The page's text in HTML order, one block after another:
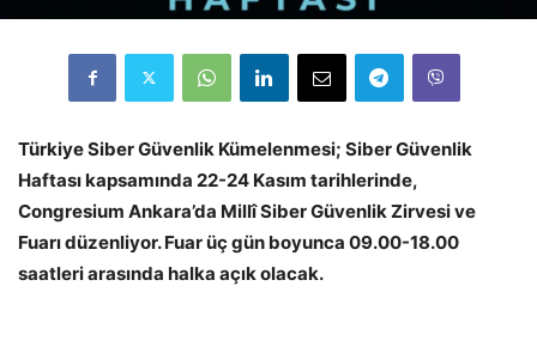
Türkiye Siber Güvenlik Kümelenmesi; Siber Güvenlik
Haftası kapsamında 22-24 Kasım tarihlerinde,
Congresium Ankara’da Millî Siber Güvenlik Zirvesi ve
Fuarı düzenliyor. Fuar üç gün boyunca 09.00-18.00
saatleri arasında halka açık olacak.